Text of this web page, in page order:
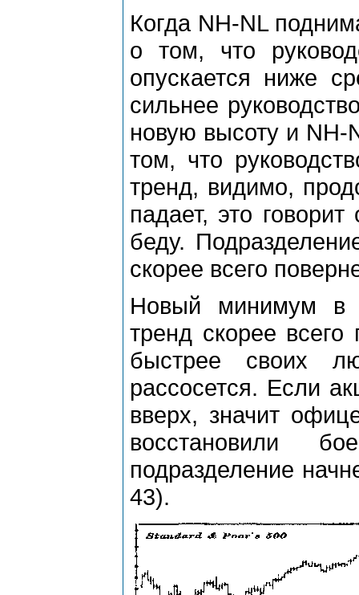
Когда NH-NL
о том, что
опускается ниже
сильнее
новую высоту и NH-
том, что
тренд, видимо,
падает, это
беду.
скорее всего
Новый минимум в
тренд скорее
быстрее своих
рассосется. Если
вверх, значит
восстановили
подразделение
43).